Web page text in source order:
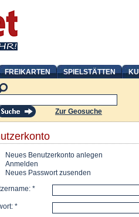
FREIKARTEN SPIELSTÄTTEN
Zur Geosuche
Neues Benutzerkonto anlegen
Anmelden
Neues Passwort zusenden
*
*